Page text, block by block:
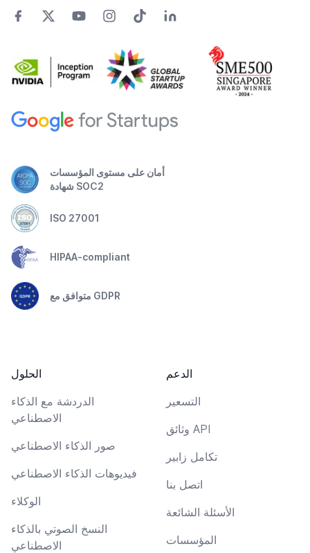
أمان على مستوى المؤسسات
شهادة SOC2
ISO 27001
HIPAA-compliant
متوافق مع GDPR
الحلول
الدردشة مع الذكاء
الاصطناعي
صور الذكاء الاصطناعي
فيديوهات الذكاء الاصطناعي
الوكلاء
النسخ الصوتي بالذكاء
الاصطناعي
الدعم
التسعير
وثائق API
تكامل زابير
اتصل بنا
الأسئلة الشائعة
المؤسسات